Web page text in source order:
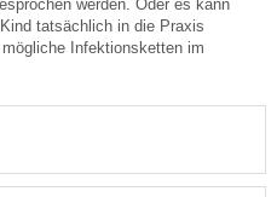
werden. Oder es kann
tatsächlich in die Praxis
Infektionsketten im